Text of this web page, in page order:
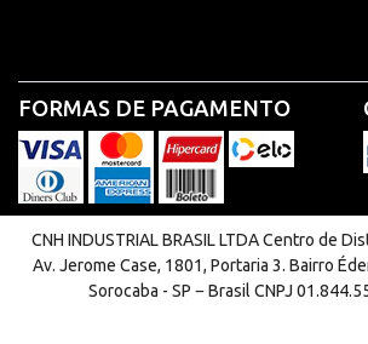
FORMAS DE PAGAMENTO
CNH INDUSTRIAL BRASIL LTDA Centro de
Av. Jerome Case, 1801, Portaria 3. Bairro
Sorocaba - SP − Brasil CNPJ